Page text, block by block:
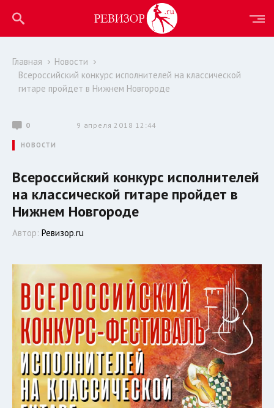
Главная
Новости
Всероссийский конкурс исполнителей на классической
гитаре пройдет в Нижнем Новгороде
0 9 апреля 2018 12:44
НОВОСТИ
Всероссийский конкурс исполнителей
на классической гитаре пройдет в
Нижнем Новгороде
Автор: Ревизор.ru